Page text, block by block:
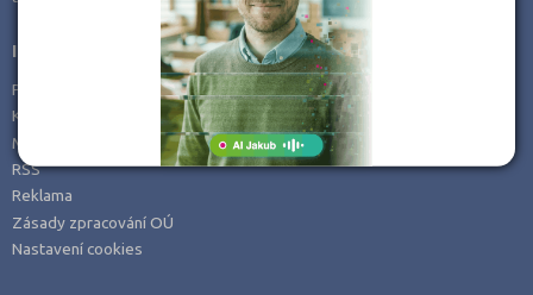
Informace
Prohlášení o přístupnosti
Kontakt
Mapa serveru
RSS
Reklama
Zásady zpracování OÚ
Nastavení cookies